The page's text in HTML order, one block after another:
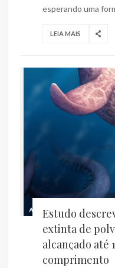
esperando uma
LEIA MAIS
Estudo
extinta de
alcançado até
comprimento